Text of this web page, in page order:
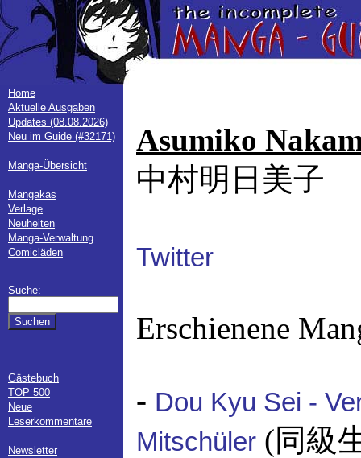
Home
Aktuelle Ausgaben
Updates (08.08.2026)
Neu im Guide (#32171)
Manga-Übersicht
Mangakas
Verlage
Neuheiten
Manga-Verwaltung
Comicläden
Suche:
Gästebuch
TOP 500
Neue
Leserkommentare
Newsletter
Asumiko
中村明日美子
Twitter
Erschienene
- Dou Kyu Sei -
Mitschüler (同級